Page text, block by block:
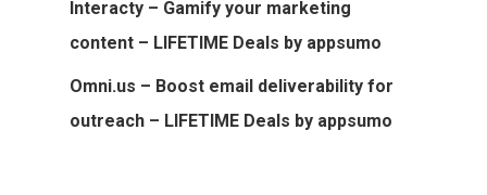
Interacty – Gamify your marketing
content – LIFETIME Deals by appsumo
Omni.us – Boost email deliverability for
outreach – LIFETIME Deals by appsumo